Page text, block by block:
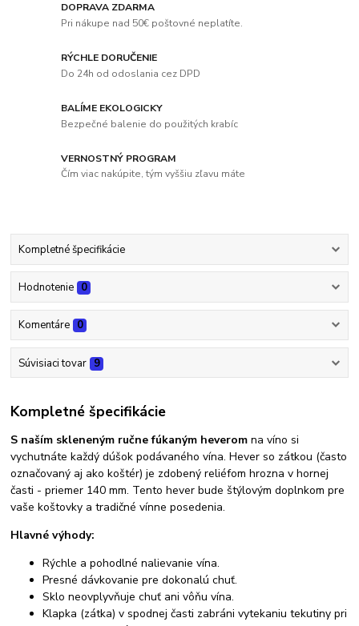
DOPRAVA ZDARMA
Pri nákupe nad 50€ poštovné neplatíte.
RÝCHLE DORUČENIE
Do 24h od odoslania cez DPD
BALÍME EKOLOGICKY
Bezpečné balenie do použitých krabíc
VERNOSTNÝ PROGRAM
Čím viac nakúpite, tým vyššiu zľavu máte
Kompletné špecifikácie
Hodnotenie 0
Komentáre 0
Súvisiaci tovar 9
Kompletné špecifikácie
S naším skleneným ručne fúkaným heveromna víno si
vychutnáte každý dúšok podávaného vína. Hever so zátkou (často
označovaný aj ako koštér) je zdobený reliéfom hrozna v hornej
časti - priemer 140 mm. Tento hever bude štýlovým doplnkom pre
vaše koštovky a tradičné vínne posedenia.
Hlavné výhody:
Rýchle a pohodlné nalievanie vína.
Presné dávkovanie pre dokonalú chuť.
Sklo neovplyvňuje chuť ani vôňu vína.
Klapka (zátka) v spodnej časti zabráni vytekaniu tekutiny pri